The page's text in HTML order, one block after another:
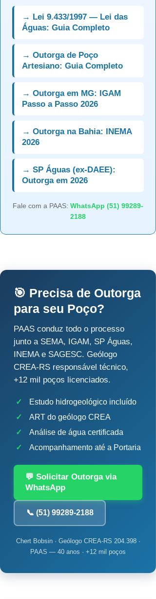
→ Lei 9.433/1997 — Lei das
Águas: Guia Completo
→ Outorga de Poço
Artesiano: Guia Completo
→ Outorga em MG: IGAM
Passo a Passo 2026
→ Outorga na Bahia: INEMA
2026
→ SP Águas (ex-DAEE):
Outorga em 2026
Fale com a PAAS: WhatsApp (51) 99289-
2188
🎯 Precisa de Outorga
para seu Poço?
PAAS conduz todo o processo
junto a SEMA, IGAM, SP Águas,
INEMA e SAGESC. Geólogo
CREA-RS responsável técnico,
+12 mil poços licenciados.
✓
Estudo hidrogeológico incluído
✓
ART do geólogo CREA
✓
Análise de água certificada
✓
Acompanhamento até a Portaria
💬 Solicitar Outorga via
WhatsApp
📞 (51) 99289-2188
Chert Bobsin · Geólogo CREA-RS 204.398 ·
PAAS — 40 anos · +12 mil poços